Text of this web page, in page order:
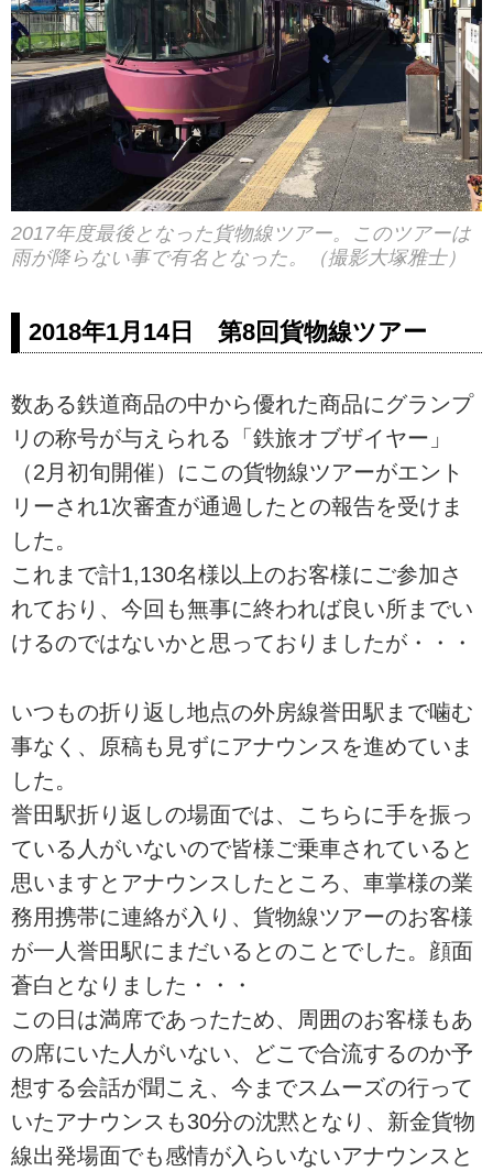
2017年度最後となった貨物線ツアー。このツアーは
雨が降らない事で有名となった。（撮影大塚雅士）
2018年1月14日 第8回貨物線ツアー
数ある鉄道商品の中から優れた商品にグランプ
リの称号が与えられる「鉄旅オブザイヤー」
（2月初旬開催）にこの貨物線ツアーがエント
リーされ1次審査が通過したとの報告を受けま
した。
これまで計1,130名様以上のお客様にご参加さ
れており、今回も無事に終われば良い所までい
けるのではないかと思っておりましたが・・・
いつもの折り返し地点の外房線誉田駅まで噛む
事なく、原稿も見ずにアナウンスを進めていま
した。
誉田駅折り返しの場面では、こちらに手を振っ
ている人がいないので皆様ご乗車されていると
思いますとアナウンスしたところ、車掌様の業
務用携帯に連絡が入り、貨物線ツアーのお客様
が一人誉田駅にまだいるとのことでした。顔面
蒼白となりました・・・
この日は満席であったため、周囲のお客様もあ
の席にいた人がいない、どこで合流するのか予
想する会話が聞こえ、今までスムーズの行って
いたアナウンスも30分の沈黙となり、新金貨物
線出発場面でも感情が入らいないアナウンスと